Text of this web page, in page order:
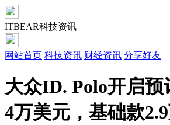
ITBEAR科技资讯
网站首页 科技资讯 财经资讯 分享好友
大众ID. Polo开启预
4万美元，基础款